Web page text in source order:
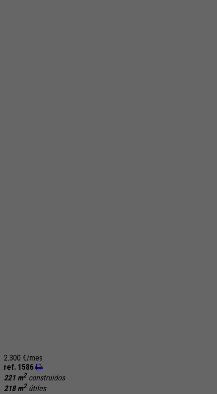
2.300 €/mes
ref. 1586
221 m2 construidos
218 m2 útiles